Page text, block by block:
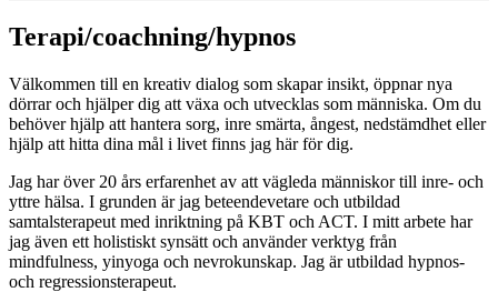
Terapi/coachning/hypnos
Välkommen till en kreativ dialog som skapar insikt, öppnar nya
dörrar och hjälper dig att växa och utvecklas som människa. Om du
behöver hjälp att hantera sorg, inre smärta, ångest, nedstämdhet eller
hjälp att hitta dina mål i livet finns jag här för dig.
Jag har över 20 års erfarenhet av att vägleda människor till inre- och
yttre hälsa. I grunden är jag beteendevetare och utbildad
samtalsterapeut med inriktning på KBT och ACT. I mitt arbete har
jag även ett holistiskt synsätt och använder verktyg från
mindfulness, yinyoga och nevrokunskap. Jag är utbildad hypnos-
och regressionsterapeut.